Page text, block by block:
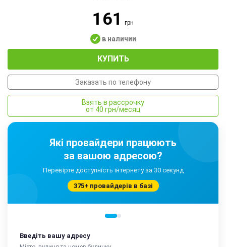
161грн
в наличии
КУПИТЬ
Заказать по телефону
Взять в рассрочку
от 40 грн/месяц
Які провайдери працюють
за вашою адресою?
Перевірте доступність інтернету за 30 секунд
375+ провайдерів в базі
Введіть вашу адресу